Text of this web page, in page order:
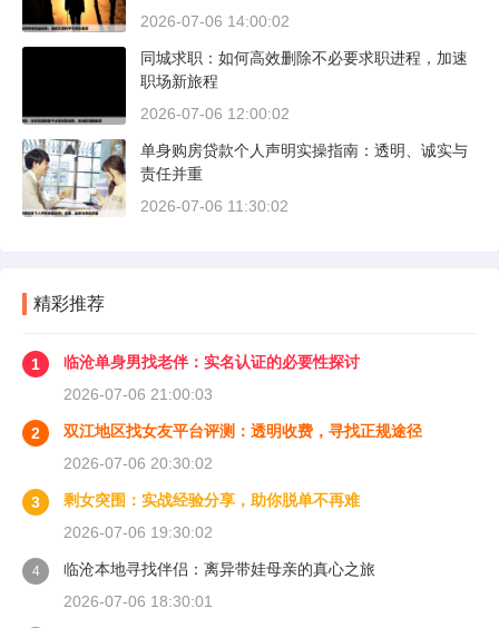
2026-07-06 14:00:02
同城求职：如何高效删除不必要求职进程，加速
职场新旅程
2026-07-06 12:00:02
单身购房贷款个人声明实操指南：透明、诚实与
责任并重
2026-07-06 11:30:02
精彩推荐
1
临沧单身男找老伴：实名认证的必要性探讨
2026-07-06 21:00:03
2
双江地区找女友平台评测：透明收费，寻找正规途径
2026-07-06 20:30:02
3
剩女突围：实战经验分享，助你脱单不再难
2026-07-06 19:30:02
4
临沧本地寻找伴侣：离异带娃母亲的真心之旅
2026-07-06 18:30:01